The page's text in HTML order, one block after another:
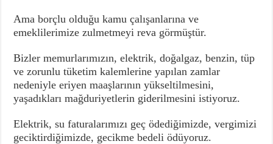
Ama borçlu olduğu kamu çalışanlarına ve
emeklilerimize zulmetmeyi reva görmüştür.
Bizler memurlarımızın, elektrik, doğalgaz, benzin, tüp
ve zorunlu tüketim kalemlerine yapılan zamlar
nedeniyle eriyen maaşlarının yükseltilmesini,
yaşadıkları mağduriyetlerin giderilmesini istiyoruz.
Elektrik, su faturalarımızı geç ödediğimizde, vergimizi
geciktirdiğimizde, gecikme bedeli ödüyoruz.